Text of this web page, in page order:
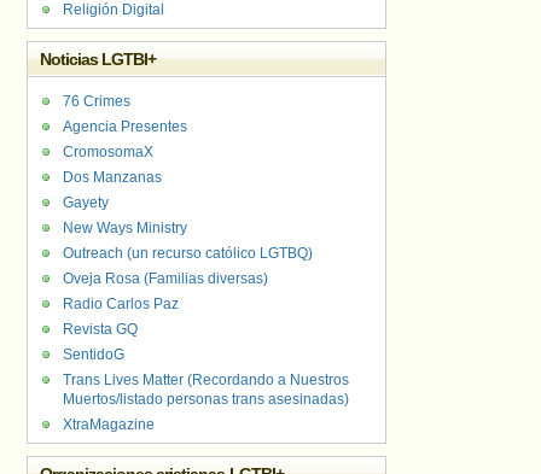
Religión Digital
Noticias LGTBI+
76 Crimes
Agencia Presentes
CromosomaX
Dos Manzanas
Gayety
New Ways Ministry
Outreach (un recurso católico LGTBQ)
Oveja Rosa (Familias diversas)
Radio Carlos Paz
Revista GQ
SentidoG
Trans Lives Matter (Recordando a Nuestros
Muertos/listado personas trans asesinadas)
XtraMagazine